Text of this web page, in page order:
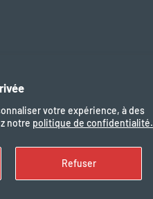
votre expérience, à des
notre politique de confidentialité.
Refuser